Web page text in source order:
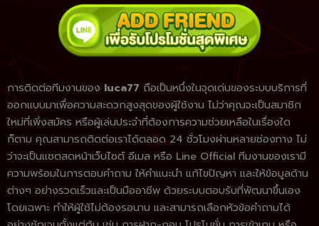
การติดต่อทีมงานของ luca77 ถือเป็นหนึ่งในจุดเด่นของระบบบริการที่
ออกแบบมาเพื่อความสะดวกสูงสุดของผู้ใช้งาน ไม่ว่าคุณจะเป็นสมาชิก
ใหม่ที่เพิ่งสมัคร หรือผู้เล่นประจำที่ต้องการความช่วยเหลือในเรื่องใด
ก็ตาม คุณสามารถติดต่อเราได้ตลอด 24 ชั่วโมงผ่านหลายช่องทาง ไม่
ว่าจะเป็นแชตสดหน้าเว็บไซต์ อีเมล หรือ Line Official ทีมงานของเรามี
ความพร้อมในการตอบคำถาม ให้คำแนะนำ แก้ไขปัญหา และให้ข้อมูลด้าน
ต่างๆ อย่างรวดเร็วและเป็นมืออาชีพ ด้วยระบบตอบรับที่พัฒนาขึ้นเอง
โดยเฉพาะ ทำให้ผู้ใช้ไม่ต้องรอนาน และสามารถเลือกหัวข้อคำถามได้